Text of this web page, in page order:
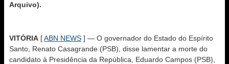
Arquivo).
VITÓRIA [ABN NEWS ] — O governador do Estado do Espírito
Santo, Renato Casagrande (PSB), disse lamentar a morte do
candidato à Presidência da República, Eduardo Campos (PSB),